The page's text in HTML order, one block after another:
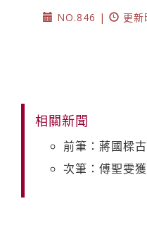
NO.846 |
更
相關新聞
前筆：蔣國樑
次筆：傅聖雯